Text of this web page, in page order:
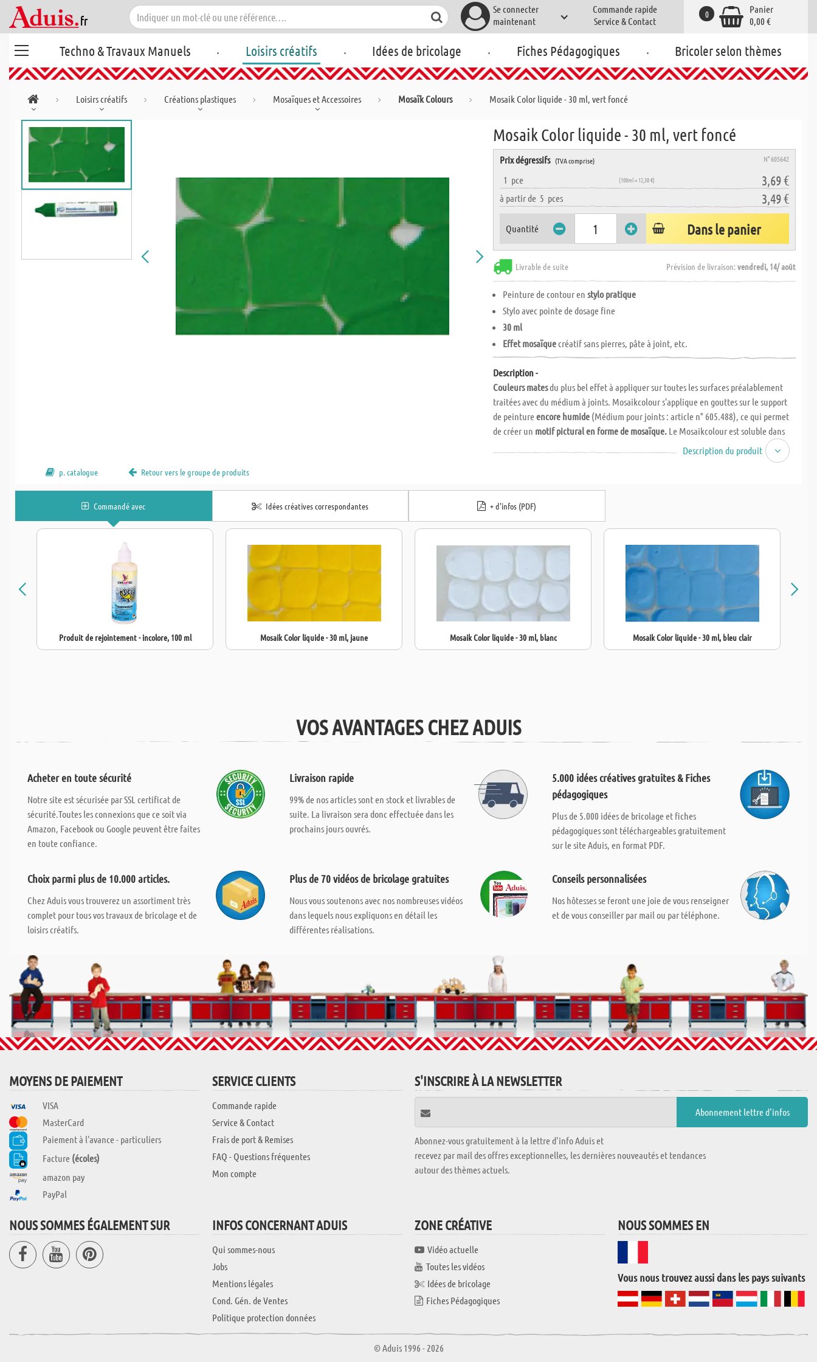
Se connecter
maintenant
Commande rapide
Service & Contact
Panier
0,00 €
0
Techno & Travaux Manuels . Loisirs créatifs . Idées de bricolage . Fiches Pédagogiques . Bricoler selon thèmes
Loisirs créatifs Créations plastiques Mosaïques et Accessoires Mosaïk Colours Mosaik Color liquide - 30 ml, vert foncé
Mosaik Color liquide - 30 ml, vert foncé
Prix dégressifs (TVA comprise) N° 605642
1 pce (100ml = 12,30 €) 3,69 €
à partir de 5 pces 3,49 €
Quantité Dans le panier
Livrable de suite Prévision de livraison:vendredi, 14/ août
Peinture de contour enstylo pratique
Stylo avec pointe de dosage fine
30 ml
Effet mosaïquecréatif sans pierres, pâte à joint, etc.
Description -
Couleurs matesdu plus bel effet à appliquer sur toutes les surfaces préalablement
traitées avec du médium à joints. Mosaikcolour s'applique en gouttes sur le support
de peintureencore humide (Médium pour joints : article n° 605.488), ce qui permet
de créer un motif pictural en forme de mosaïque. Le Mosaikcolour est soluble dans
l'eau à l'état humide, il ne contient pas de substances nocives et sèche en 6 à 8
souhaité sur une épaisseur d'environ
goutte à goutte sur la surface encore humide
plastique, etc.).
Description du produit
p. catalogue Retour vers le groupe de produits
Commandé avec Idées créatives correspondantes + d'infos (PDF)
Produit de rejointement - incolore, 100 ml Mosaik Color liquide - 30 ml, jaune Mosaik Color liquide - 30 ml, blanc Mosaik Color liquide - 30 ml, bleu clair
VOS AVANTAGES CHEZ ADUIS
Acheter en toute sécurité
Notre site est sécurisée par SSL certificat de
sécurité.Toutes les connexions que ce soit via
Amazon, Facebook ou Google peuvent être faites
en toute confiance.
Livraison rapide
99% de nos articles sont en stock et livrables de
suite. La livraison sera donc effectuée dans les
prochains jours ouvrés.
5.000 idées créatives gratuites & Fiches
pédagogiques
Plus de 5.000 idées de bricolage et fiches
pédagogiques sont téléchargeables gratuitement
sur le site Aduis, en format PDF.
Choix parmi plus de 10.000 articles.
Chez Aduis vous trouverez un assortiment très
complet pour tous vos travaux de bricolage et de
loisirs créatifs.
Plus de 70 vidéos de bricolage gratuites
Nous vous soutenons avec nos nombreuses vidéos
dans lequels nous expliquons en détail les
différentes réalisations.
Conseils personnalisées
Nos hôtesses se feront une joie de vous renseigner
et de vous conseiller par mail ou par téléphone.
MOYENS DE PAIEMENT
VISA
MasterCard
Paiement à l'avance - particuliers
Facture (écoles)
amazon pay
PayPal
SERVICE CLIENTS
Commande rapide
Service & Contact
Frais de port & Remises
FAQ - Questions fréquentes
Mon compte
S'INSCRIRE À LA NEWSLETTER
Abonnez-vous gratuitement à la lettre d'info Aduis et
recevez par mail des offres exceptionnelles, les dernières nouveautés et tendances
autour des thèmes actuels.
NOUS SOMMES ÉGALEMENT SUR INFOS CONCERNANT ADUIS
Qui sommes-nous
Jobs
Mentions légales
Cond. Gén. de Ventes
Politique protection données
ZONE CRÉATIVE
Vidéo actuelle
Toutes les vidéos
Idées de bricolage
Fiches Pédagogiques
NOUS SOMMES EN
Vous nous trouvez aussi dans les pays suivants
© Aduis 1996 - 2026